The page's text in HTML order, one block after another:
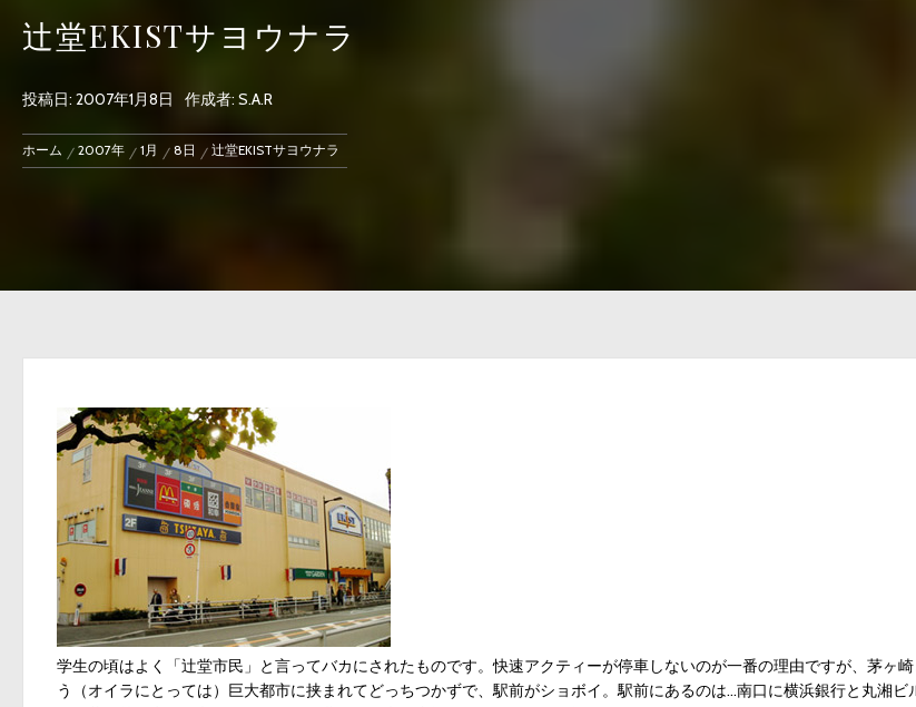
辻堂EKISTサヨウナラ
投稿日: 2007年1月8日 作成者: S.A.R
ホーム 2007年 1月 8日 辻堂EKISTサヨウナラ
学生の頃はよく「辻堂市民」と言ってバカにされたものです。快速アクティーが停車しないのが一番の理由ですが、茅ヶ
う（オイラにとっては）巨大都市に挟まれてどっちつかずで、駅前がショボイ。駅前にあるのは…南口に横浜銀行と丸湘ビ